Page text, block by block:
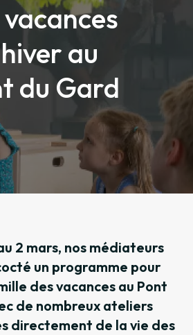
vacances
au
du Gard
2 mars, nos médiateurs
un programme pour
des vacances au Pont
de nombreux ateliers
directement de la vie des